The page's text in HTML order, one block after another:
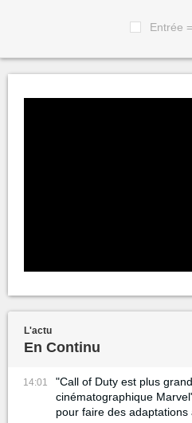
Entrée
L'actu
En Continu
14:01
"Call of Duty est plus
cinématographique
pour faire des adaptations